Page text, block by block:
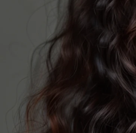
FAQ™ Pure
issa™ Teeth
Français
Polski
Türkçe
简